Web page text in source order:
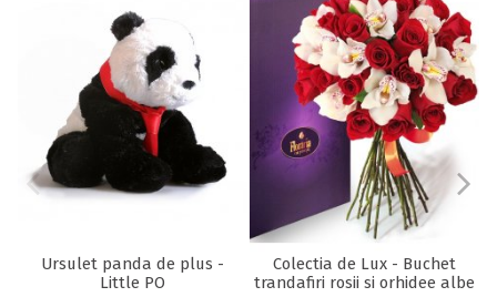
Ursulet panda de plus -
Little PO
Colectia de Lux - Buchet
trandafiri rosii si orhidee albe